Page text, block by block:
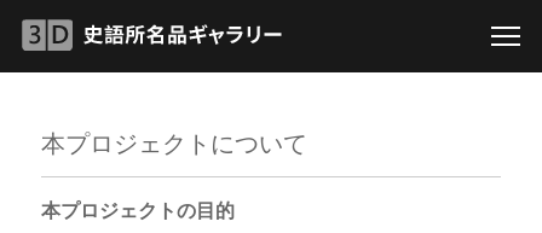
本プロジェクトについて
本プロジェクトの目的